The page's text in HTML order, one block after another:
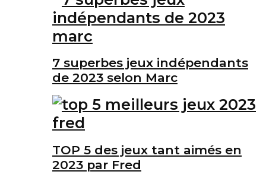
7 superbes jeux indépendants
de 2023 selon Marc
TOP 5 des jeux tant aimés en
2023 par Fred